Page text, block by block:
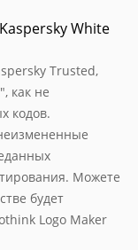
White
Trusted,
как не
кодов.
Можете
будет
Logo Maker